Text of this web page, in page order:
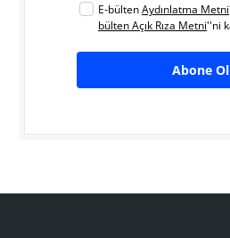
E-bültenAydınlatma Metni
bülten Açık Rıza Metni''ni
Abone Ol